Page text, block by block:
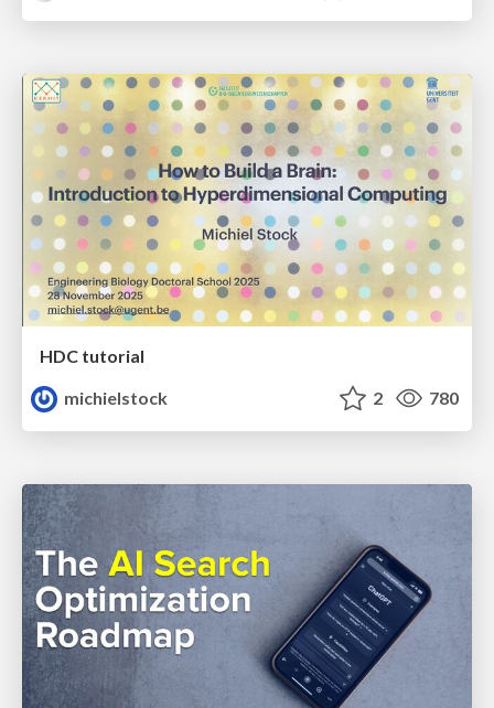
HDC tutorial
michielstock
2 780